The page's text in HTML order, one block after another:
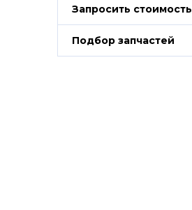
Запросить стоимость
Подбор запчастей